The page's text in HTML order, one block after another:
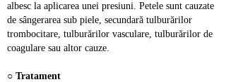
albesc la aplicarea unei presiuni. Petele sunt cauzate
de sângerarea sub piele, secundară tulburărilor
trombocitare, tulburărilor vasculare, tulburărilor de
coagulare sau altor cauze.
○ Tratament